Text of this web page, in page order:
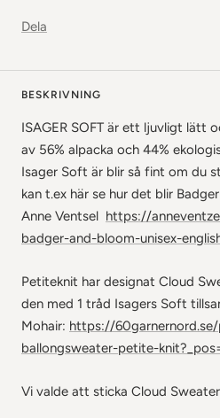
Dela
BESKRIVNING
ISAGER SOFT är ett ljuvligt lätt
av 56% alpacka och 44%
Isager Soft är blir så fint om du
kan t.ex här se hur det blir
Anne Ventsel https://
badger-and-bloom-unisex-
Petiteknit har designat Cloud
den med 1 tråd Isagers Soft
Mohair: https://
ballongsweater-petite-
Vi valde att sticka Cloud